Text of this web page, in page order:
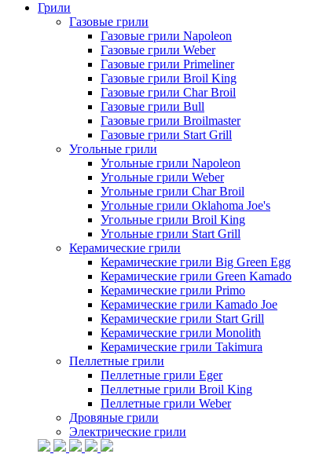
Грили
Газовые грили
Газовые грили Napoleon
Газовые грили Weber
Газовые грили Primeliner
Газовые грили Broil King
Газовые грили Char Broil
Газовые грили Bull
Газовые грили Broilmaster
Газовые грили Start Grill
Угольные грили
Угольные грили Napoleon
Угольные грили Weber
Угольные грили Char Broil
Угольные грили Oklahoma Joe's
Угольные грили Broil King
Угольные грили Start Grill
Керамические грили
Керамические грили Big Green Egg
Керамические грили Green Kamado
Керамические грили Primo
Керамические грили Kamado Joe
Керамические грили Start Grill
Керамические грили Monolith
Керамические грили Takimura
Пеллетные грили
Пеллетные грили Eger
Пеллетные грили Broil King
Пеллетные грили Weber
Дровяные грили
Электрические грили